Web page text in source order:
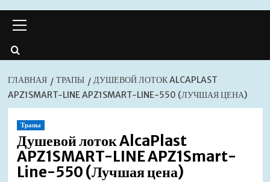
меню
ГЛАВНАЯ ТРАПЫ
ДУШЕВОЙ ЛОТОК ALCAPLAST
APZ1SMART-LINE APZ1SMART-LINE-550 (ЛУЧШАЯ ЦЕНА)
Трапы
Душевой лоток AlcaPlast
APZ1SMART-LINE APZ1Smart-
Line-550 (Лучшая цена)